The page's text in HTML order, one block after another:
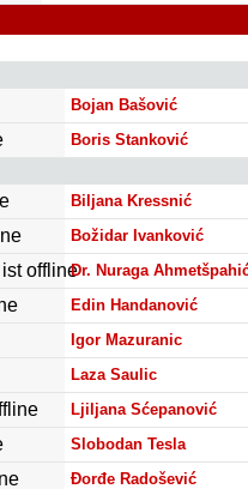
Bojan Bašović
Boris Stanković
Biljana Kressnić
Božidar Ivanković
Dr. Nuraga
Edin Handanović
Igor Mazuranic
Laza Saulic
Ljiljana Sćepanović
Slobodan Tesla
Đorđe Radošević